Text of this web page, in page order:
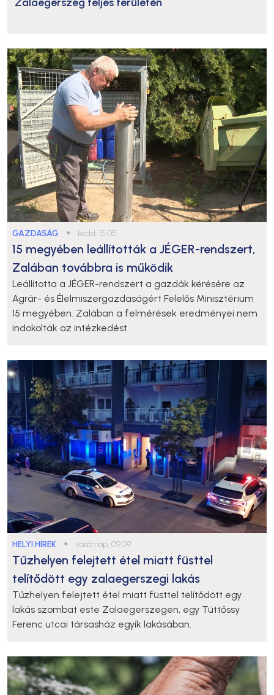
GAZDASÁG ● kedd, 15:05
15 megyében leállították a JÉGER-rendszert,
Zalában továbbra is működik
Leállította a JÉGER-rendszert a gazdák kérésére az
Agrár- és Élelmiszergazdaságért Felelős Minisztérium
15 megyében. Zalában a felmérések eredményei nem
indokolták az intézkedést.
HELYI HÍREK ● vasárnap, 09:09
Tűzhelyen felejtett étel miatt füsttel
telítődött egy zalaegerszegi lakás
Tűzhelyen felejtett étel miatt füsttel telítődött egy
lakás szombat este Zalaegerszegen, egy Tüttőssy
Ferenc utcai társasház egyik lakásában.